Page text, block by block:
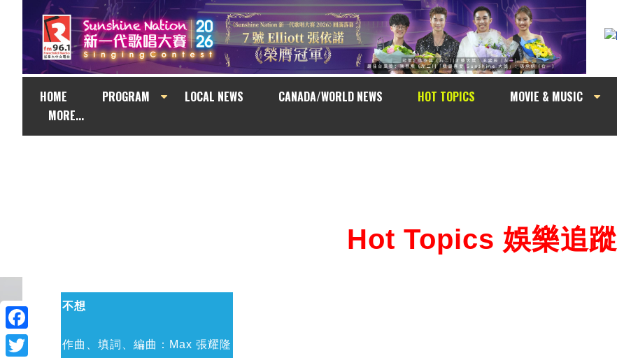
HOME PROGRAM LOCAL NEWS CANADA/WORLD NEWS HOT TOPICS MOVIE & MUSIC
MORE...
Facebook
Hot Topics 娛樂追蹤
不想
作曲、填詞、編曲：Max 張耀隆